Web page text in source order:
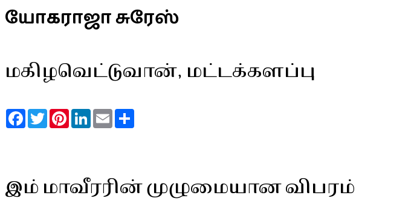
யோகராஜா சுரேஸ்
மகிழவெட்டுவான், மட்டக்களப்பு
FacebookTwitterPinterestLinkedInEmail
இம் மாவீரரின் முழுமையான விபரம்